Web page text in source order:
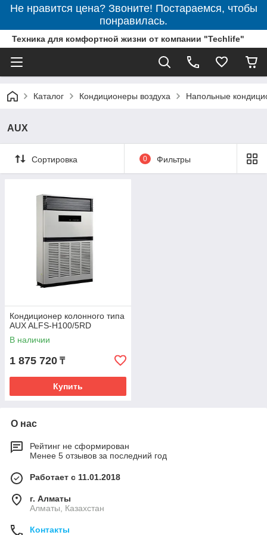
Не нравится цена? Звоните! Постараемся, чтобы
понравилась.
Техника для комфортной жизни от компании "Techlife"
Каталог Кондиционеры воздуха Напольные
AUX
Сортировка 0 Фильтры
Кондиционер колонного типа
AUX ALFS-H100/5RD
В наличии
1 875 720 ₸
Купить
О нас
Рейтинг не сформирован
Менее 5 отзывов за последний год
Работает с 11.01.2018
г. Алматы
Алматы, Казахстан
Контакты